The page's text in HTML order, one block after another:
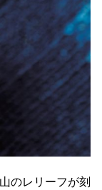
のレリーフが刻